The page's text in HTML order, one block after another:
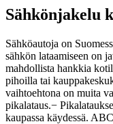
Sähkönjakelu
Sähköautoja on
sähkön lataamiseen on
mahdollista hankkia
pihoilla tai
vaihtoehtona on muita
pikalataus.−
kaupassa käydessä.